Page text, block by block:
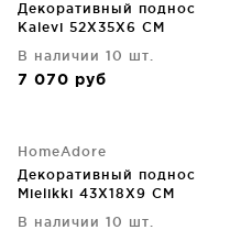
Декоративный поднос
Kalevi 52X35X6 CM
В наличии 10 шт.
7 070 руб
HomeAdore
Декоративный поднос
Mielikki 43X18X9 CM
В наличии 10 шт.